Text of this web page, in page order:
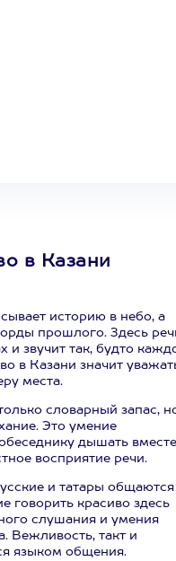
в Казани
историю в небо, а
прошлого. Здесь
и звучит так, будто
в Казани значит
места.
словарный запас,
Это умение
дышать вместе
восприятие речи.
и татары общаются
говорить красиво здесь
слушания и умения
Вежливость, такт и
языком общения.